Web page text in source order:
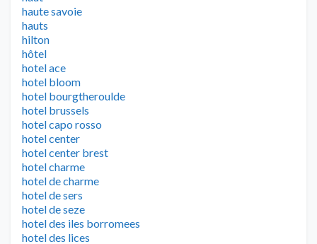
haute savoie
hauts
hilton
hôtel
hotel ace
hotel bloom
hotel bourgtheroulde
hotel brussels
hotel capo rosso
hotel center
hotel center brest
hotel charme
hotel de charme
hotel de sers
hotel de seze
hotel des iles borromees
hotel des lices